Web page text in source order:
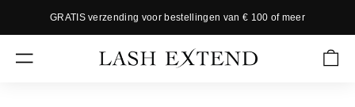
u
GRATIS verzending voor bestellingen van € 100 of meer
SITE NAVIGATION
L